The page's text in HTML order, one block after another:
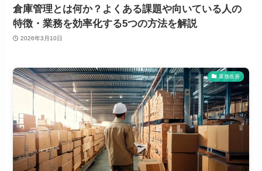
倉庫管理とは何か？よくある課題や向いている人の
特徴・業務を効率化する5つの方法を解説
2026年3月10日
業務改善